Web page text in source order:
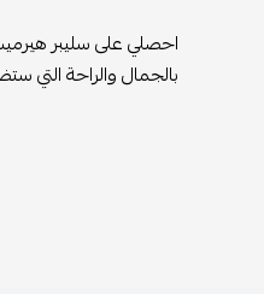
احصلي على سليبر
بالجمال والراحة التي